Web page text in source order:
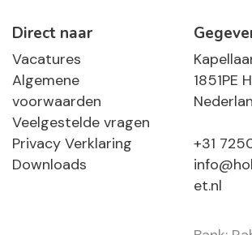
Direct naar
Vacatures
Algemene
voorwaarden
Veelgestelde vragen
Privacy Verklaring
Downloads
1851PE
+31
et.nl